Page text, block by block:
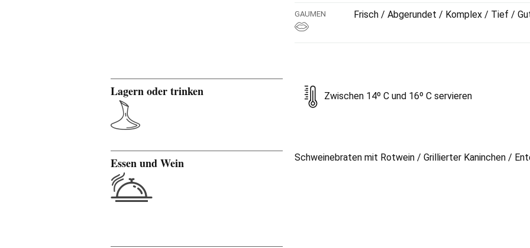
GAUMEN Frisch / Abgerundet / Komplex / Tief /
Lagern oder trinken Zwischen 14º C und 16º C servieren
Essen und Wein Schweinebraten mit Rotwein / Grillierter Kaninchen /